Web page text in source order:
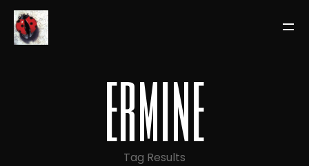
ermine
Tag Results